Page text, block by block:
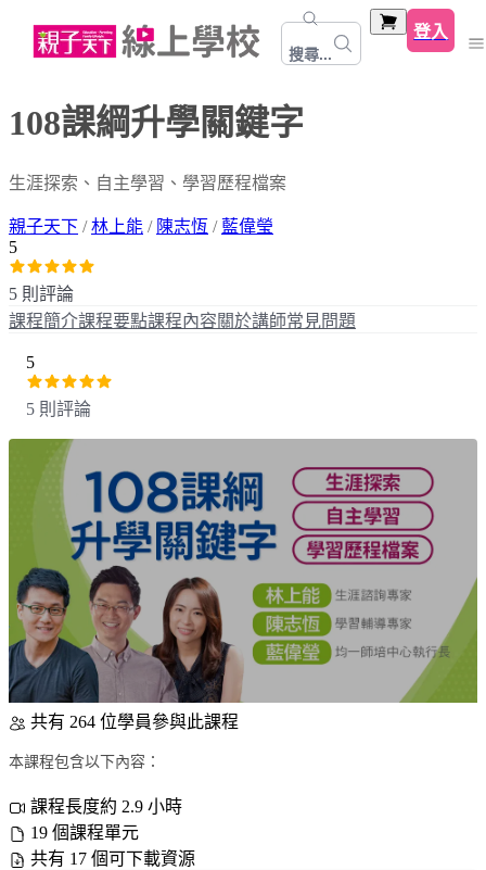
搜尋...
登入
108課綱升學關鍵字
生涯探索、自主學習、學習歷程檔案
親子天下 /林上能 / 陳志恆 / 藍偉瑩
5
5 則評論
課程簡介課程要點課程內容關於講師常見問題
5
5 則評論
共有 264 位學員參與此課程
本課程包含以下內容：
課程長度約 2.9 小時
19 個課程單元
共有 17 個可下載資源